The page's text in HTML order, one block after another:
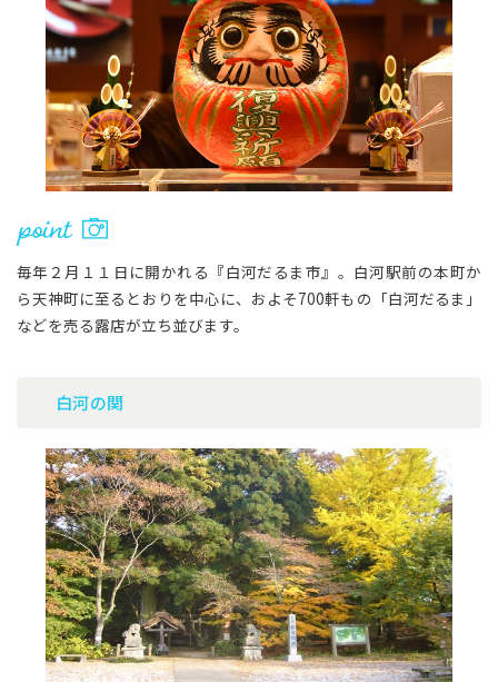
毎年２月１１日に開かれる『白河だるま市』。白河駅前の本町か
ら天神町に至るとおりを中心に、およそ700軒もの「白河だるま」
などを売る露店が立ち並びます。
白河の関